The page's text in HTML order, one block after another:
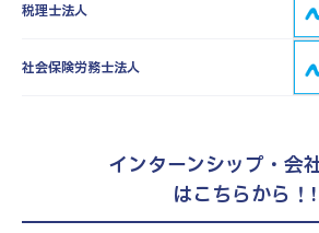
税理士法人
社会保険労務士法人
インターンシップ・会
はこちらから！!